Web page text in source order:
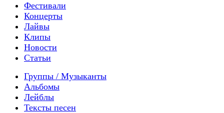
Фестивали
Концерты
Лайвы
Клипы
Новости
Статьи
Группы / Музыканты
Альбомы
Лейблы
Тексты песен